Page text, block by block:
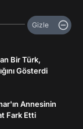
Gizle
Bir Türk,
Gösterdi
Annesinin
Fark Etti